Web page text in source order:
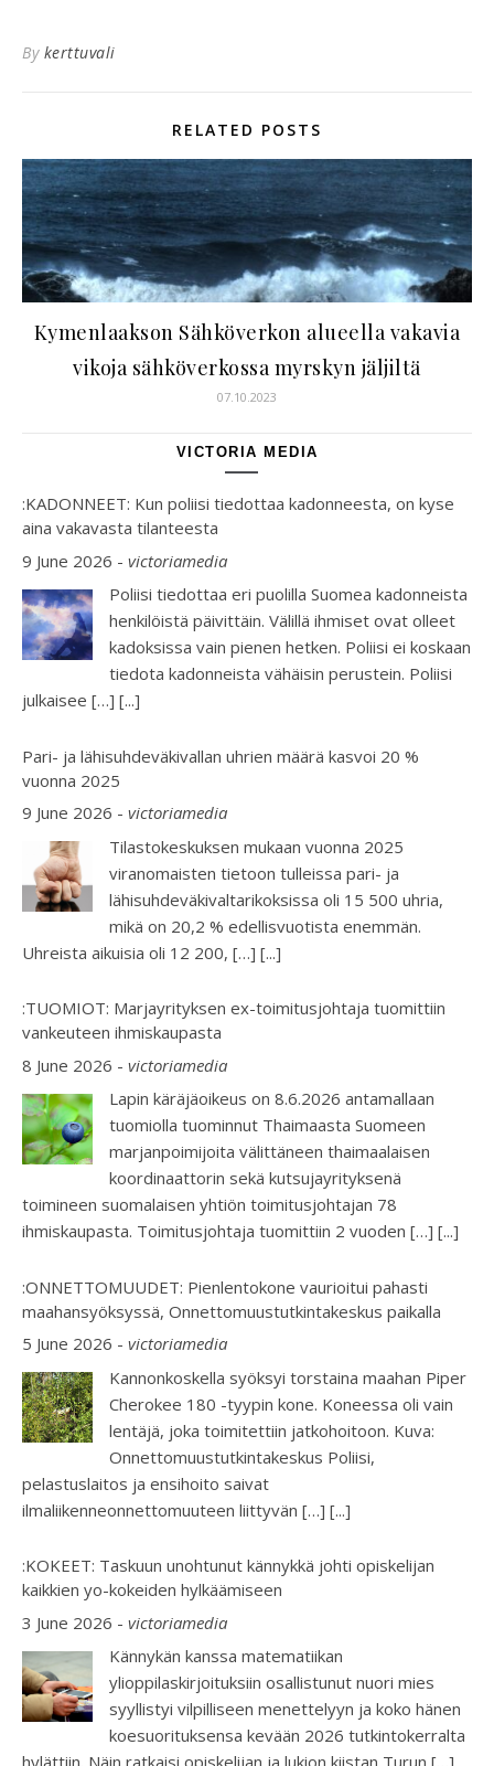
By kerttuvali
RELATED POSTS
Kymenlaakson Sähköverkon alueella vakavia
vikoja sähköverkossa myrskyn jäljiltä
07.10.2023
VICTORIA MEDIA
:KADONNEET: Kun poliisi tiedottaa kadonneesta, on kyse
aina vakavasta tilanteesta
9 June 2026 - victoriamedia
Poliisi tiedottaa eri puolilla Suomea kadonneista
henkilöistä päivittäin. Välillä ihmiset ovat olleet
kadoksissa vain pienen hetken. Poliisi ei koskaan
tiedota kadonneista vähäisin perustein. Poliisi
julkaisee […] [...]
Pari- ja lähisuhdeväkivallan uhrien määrä kasvoi 20 %
vuonna 2025
9 June 2026 - victoriamedia
Tilastokeskuksen mukaan vuonna 2025
viranomaisten tietoon tulleissa pari- ja
lähisuhdeväkivaltarikoksissa oli 15 500 uhria,
mikä on 20,2 % edellisvuotista enemmän.
Uhreista aikuisia oli 12 200, […] [...]
:TUOMIOT: Marjayrityksen ex-toimitusjohtaja tuomittiin
vankeuteen ihmiskaupasta
8 June 2026 - victoriamedia
Lapin käräjäoikeus on 8.6.2026 antamallaan
tuomiolla tuominnut Thaimaasta Suomeen
marjanpoimijoita välittäneen thaimaalaisen
koordinaattorin sekä kutsujayrityksenä
toimineen suomalaisen yhtiön toimitusjohtajan 78
ihmiskaupasta. Toimitusjohtaja tuomittiin 2 vuoden […] [...]
:ONNETTOMUUDET: Pienlentokone vaurioitui pahasti
maahansyöksyssä, Onnettomuustutkintakeskus paikalla
5 June 2026 - victoriamedia
Kannonkoskella syöksyi torstaina maahan Piper
Cherokee 180 -tyypin kone. Koneessa oli vain
lentäjä, joka toimitettiin jatkohoitoon. Kuva:
Onnettomuustutkintakeskus Poliisi,
pelastuslaitos ja ensihoito saivat
ilmaliikenneonnettomuuteen liittyvän […] [...]
:KOKEET: Taskuun unohtunut kännykkä johti opiskelijan
kaikkien yo-kokeiden hylkäämiseen
3 June 2026 - victoriamedia
Kännykän kanssa matematiikan
ylioppilaskirjoituksiin osallistunut nuori mies
syyllistyi vilpilliseen menettelyyn ja koko hänen
koesuorituksensa kevään 2026 tutkintokerralta
hylättiin. Näin ratkaisi opiskelijan ja lukion kiistan Turun […]